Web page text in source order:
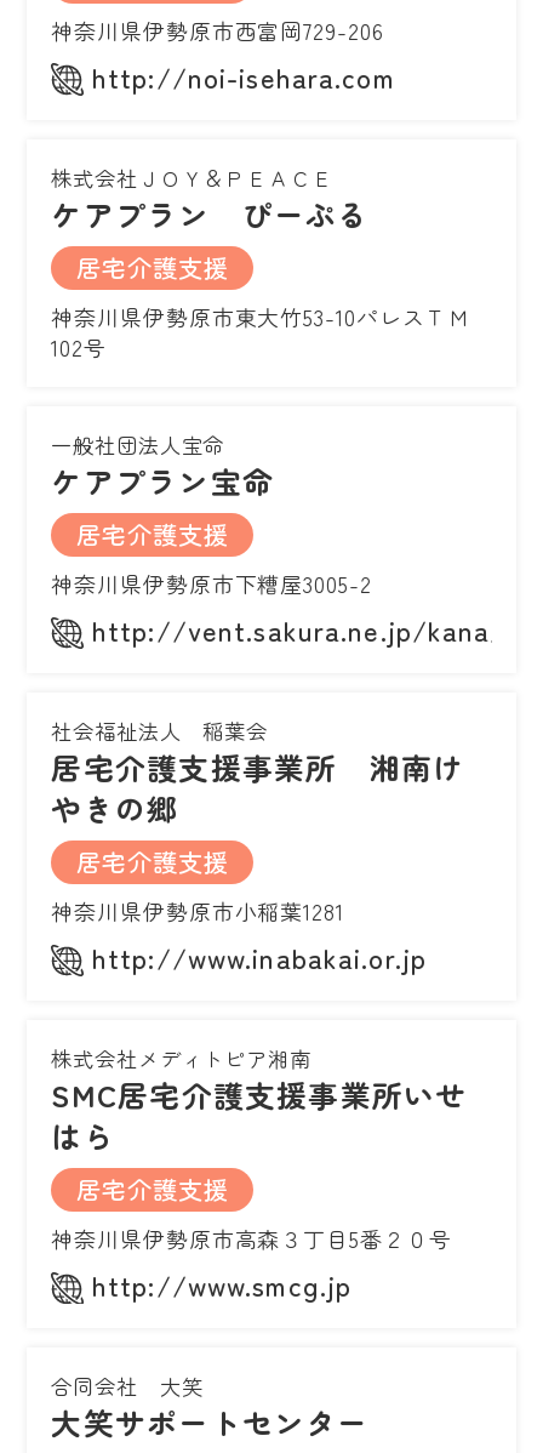
神奈川県伊勢原市西富岡729-206
http://noi-isehara.com
株式会社ＪＯＹ＆ＰＥＡＣＥ
ケアプラン ぴーぷる
居宅介護支援
神奈川県伊勢原市東大竹53-10パレスＴＭ
102号
一般社団法人宝命
ケアプラン宝命
居宅介護支援
神奈川県伊勢原市下糟屋3005-2
http://vent.sakura.ne.jp/kana/
社会福祉法人 稲葉会
居宅介護支援事業所 湘南け
やきの郷
居宅介護支援
神奈川県伊勢原市小稲葉1281
http://www.inabakai.or.jp
株式会社メディトピア湘南
SMC居宅介護支援事業所いせ
はら
居宅介護支援
神奈川県伊勢原市高森３丁目5番２０号
http://www.smcg.jp
合同会社 大笑
大笑サポートセンター